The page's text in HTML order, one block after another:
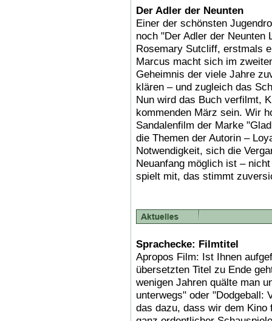
Der Adler der Neunten
Einer der schönsten
noch "Der Adler der Neunten
Rosemary Sutcliff, erstmals
Marcus macht sich im
Geheimnis der viele Jahre
klären – und zugleich das
Nun wird das Buch verfilmt,
kommenden März sein. Wir
Sandalenfilm der Marke
die Themen der Autorin –
Notwendigkeit, sich die
Neuanfang möglich ist –
spielt mit, das stimmt
Sprachecke: Filmtitel
Apropos Film: Ist Ihnen
übersetzten Titel zu Ende
wenigen Jahren quälte man
unterwegs" oder "Dodgeball:
das dazu, dass wir dem Kino